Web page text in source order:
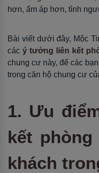
hơn, ấm áp hơn, tình
Bài viết dưới đây, Mộc
các ý tưởng liên kết
chung cư này, để các
trong căn hộ chung cư
1. Ưu
kết phòng
khách